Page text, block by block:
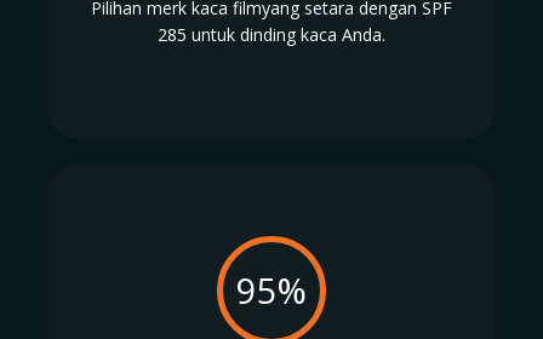
Pilihan merk kaca filmyang setara dengan SPF
285 untuk dinding kaca Anda.
95%